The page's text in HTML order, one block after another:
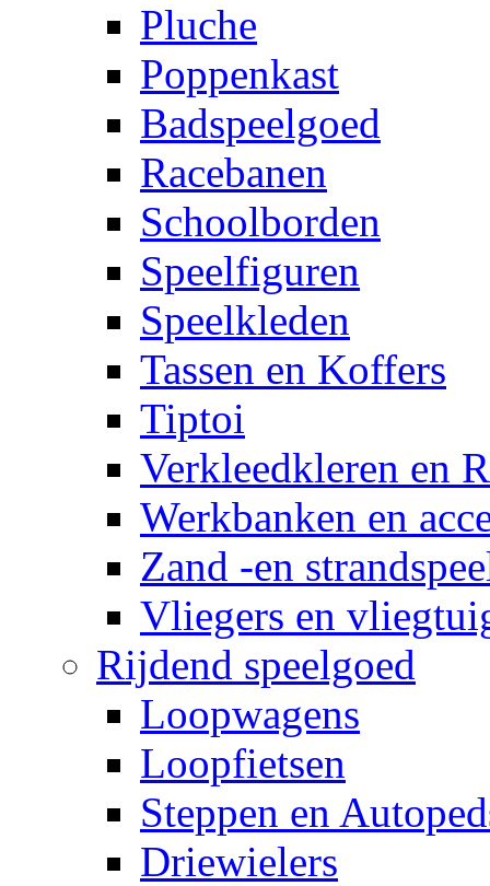
Pluche
Poppenkast
Badspeelgoed
Racebanen
Schoolborden
Speelfiguren
Speelkleden
Tassen en Koffers
Tiptoi
Verkleedkleren en
Werkbanken en
Zand -en
Vliegers en
Rijdend speelgoed
Loopwagens
Loopfietsen
Steppen en
Driewielers